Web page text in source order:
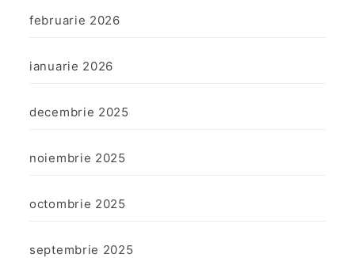
februarie 2026
ianuarie 2026
decembrie 2025
noiembrie 2025
octombrie 2025
septembrie 2025